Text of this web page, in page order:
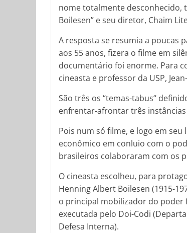
nome totalmente desconhecido,
Boilesen” e seu diretor, Chaim
A resposta se resumia a poucas
aos 55 anos, fizera o filme em
documentário foi enorme. Para
cineasta e professor da USP,
São três os “temas-tabus“
enfrentar-afrontar três
Pois num só filme, e logo em
econômico em conluio com o
brasileiros colaboraram com os
O cineasta escolheu, para
Henning Albert Boilesen (1915-
o principal mobilizador do poder
executada pelo Doi-Codi
Defesa Interna).